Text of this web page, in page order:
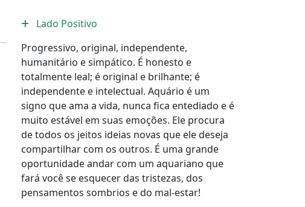
Lado Positivo
Progressivo, original, independente,
humanitário e simpático. É honesto e
totalmente leal; é original e brilhante; é
independente e intelectual. Aquário é um
signo que ama a vida, nunca fica entediado e é
muito estável em suas emoções. Ele procura
de todos os jeitos ideias novas que ele deseja
compartilhar com os outros. É uma grande
oportunidade andar com um aquariano que
fará você se esquecer das tristezas, dos
pensamentos sombrios e do mal-estar!